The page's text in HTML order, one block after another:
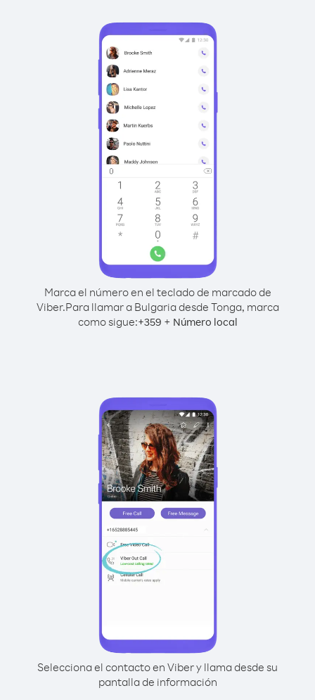
Marca el número en el teclado de marcado de
Viber.Para llamar a Bulgaria desde Tonga, marca
como sigue:+359 + Número local
Selecciona el contacto en Viber y llama desde su
pantalla de información